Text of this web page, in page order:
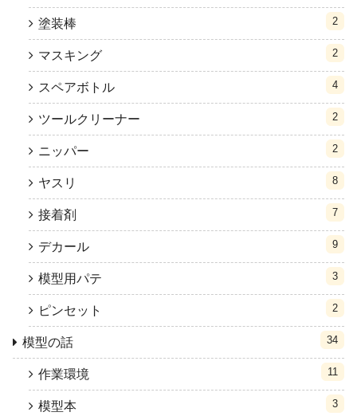
塗装棒 2
マスキング 2
スペアボトル 4
ツールクリーナー 2
ニッパー 2
ヤスリ 8
接着剤 7
デカール 9
模型用パテ 3
ピンセット 2
模型の話 34
作業環境 11
模型本 3